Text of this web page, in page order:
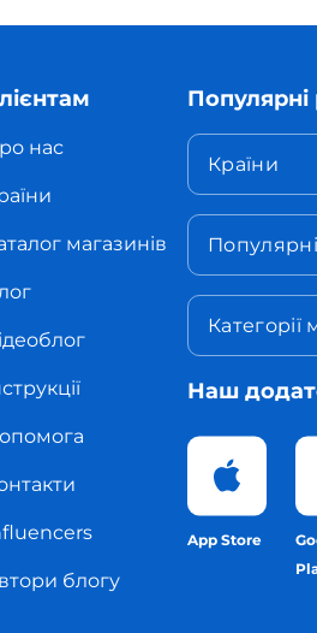
нас
магазинів
блогу
Популярні
Країни
Категорії
Наш
App Store